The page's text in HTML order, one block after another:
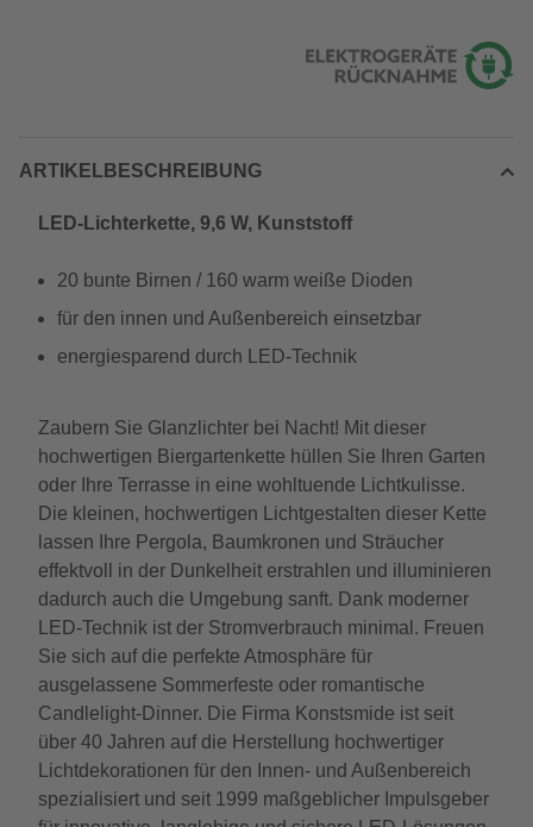
ARTIKELBESCHREIBUNG
LED-Lichterkette, 9,6 W, Kunststoff
20 bunte Birnen / 160 warm weiße Dioden
für den innen und Außenbereich einsetzbar
energiesparend durch LED-Technik
Zaubern Sie Glanzlichter bei Nacht! Mit dieser
hochwertigen Biergartenkette hüllen Sie Ihren Garten
oder Ihre Terrasse in eine wohltuende Lichtkulisse.
Die kleinen, hochwertigen Lichtgestalten dieser Kette
lassen Ihre Pergola, Baumkronen und Sträucher
effektvoll in der Dunkelheit erstrahlen und illuminieren
dadurch auch die Umgebung sanft. Dank moderner
LED-Technik ist der Stromverbrauch minimal. Freuen
Sie sich auf die perfekte Atmosphäre für
ausgelassene Sommerfeste oder romantische
Candlelight-Dinner. Die Firma Konstsmide ist seit
über 40 Jahren auf die Herstellung hochwertiger
Lichtdekorationen für den Innen- und Außenbereich
spezialisiert und seit 1999 maßgeblicher Impulsgeber